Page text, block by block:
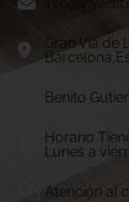
Gran Vía de
Benito
Horario
Lunes a
Atención al